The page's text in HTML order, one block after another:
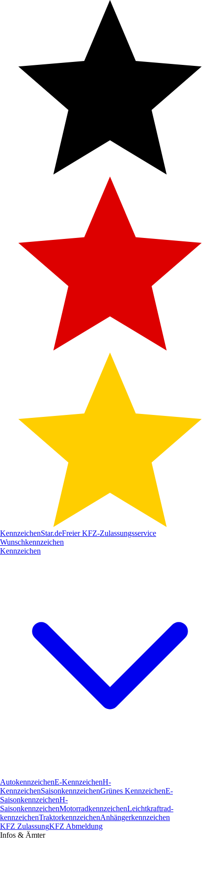
KennzeichenStar.deFreier KFZ-Zulassungsservice
Wunschkennzeichen
Kennzeichen
AutokennzeichenE-KennzeichenH-
KennzeichenSaisonkennzeichenGrünes KennzeichenE-
SaisonkennzeichenH-
SaisonkennzeichenMotorradkennzeichenLeichtkraftrad­
kennzeichenTraktorkennzeichenAnhängerkennzeichen
KFZ ZulassungKFZ Abmeldung
Infos & Ämter